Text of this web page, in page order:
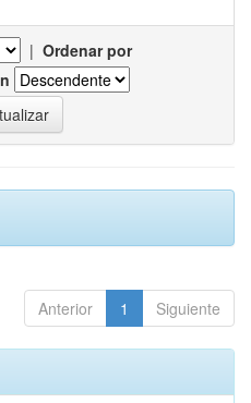
| Ordenar por
Anterior 1 Siguiente